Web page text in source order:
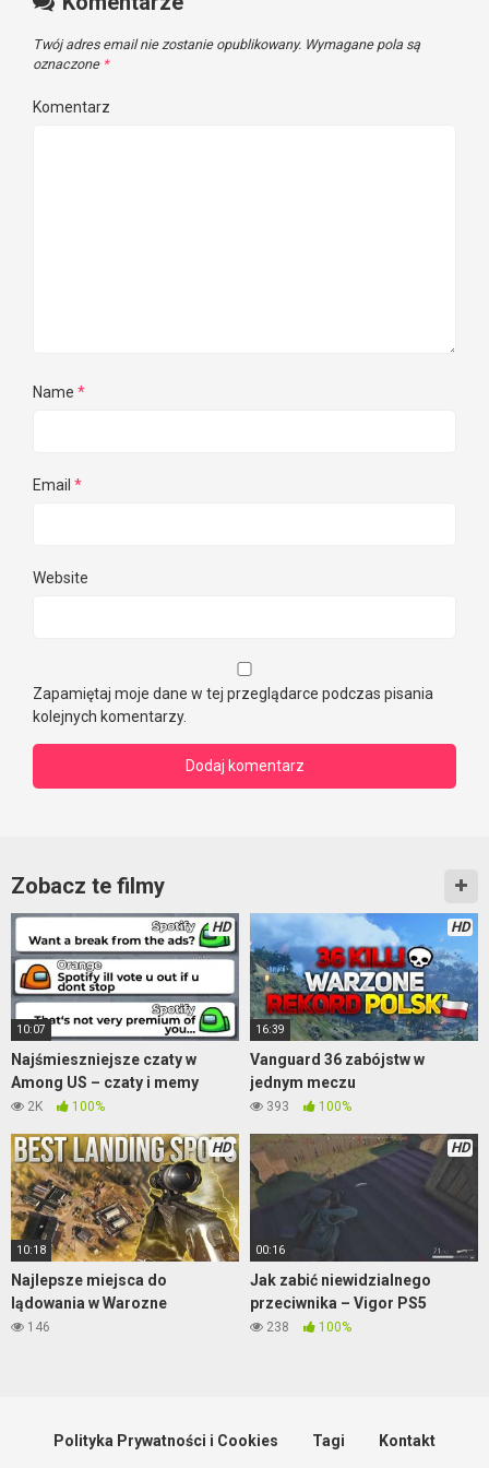
Twój adres email nie zostanie opublikowany. Wymagane pola są
oznaczone *
Komentarz
Name *
Email *
Website
Zapamiętaj moje dane w tej przeglądarce podczas pisania
kolejnych komentarzy.
Zobacz te filmy
HD
10:07
Najśmieszniejsze czaty w
Among US – czaty i memy
2K 100%
HD
16:39
Vanguard 36 zabójstw w
jednym meczu
393 100%
HD
10:18
Najlepsze miejsca do
lądowania w Warozne
146
HD
00:16
Jak zabić niewidzialnego
przeciwnika – Vigor PS5
238 100%
Polityka Prywatności i Cookies Tagi Kontakt